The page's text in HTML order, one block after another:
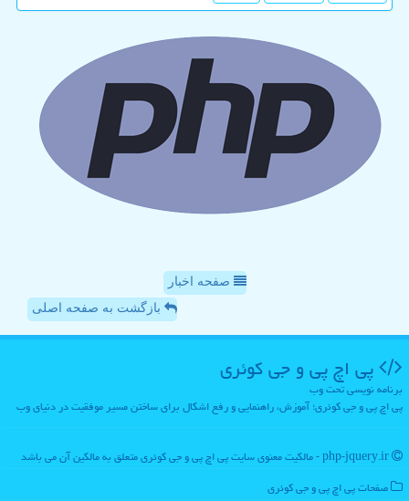
صفحه اخبار
بازگشت به صفحه اصلی
پی اچ پی و جی كوئری
برنامه نویسی تحت وب
پی اچ پی و جی کوئری؛ آموزش، راهنمایی و رفع اشکال برای ساختن مسیر موفقیت در دنیای وب
صفحات پی اچ پی و جی كوئری